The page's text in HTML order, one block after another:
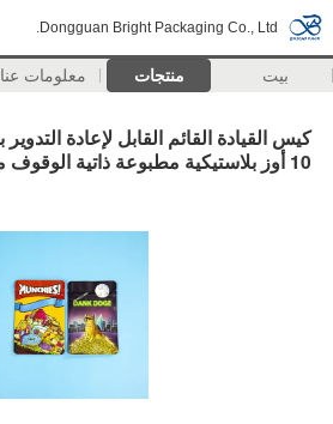
Dongguan Bright Packaging Co., Ltd.
بيت منتجات معلومات عنا
10 أوز بلاستيكية مطبوعة ذاتية الوقوف مغلق السحاب